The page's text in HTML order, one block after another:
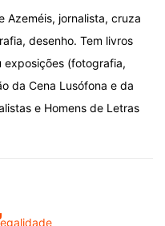
Azeméis, jornalista, cruza
desenho. Tem livros
exposições (fotografia,
da Cena Lusófona e da
e Homens de Letras